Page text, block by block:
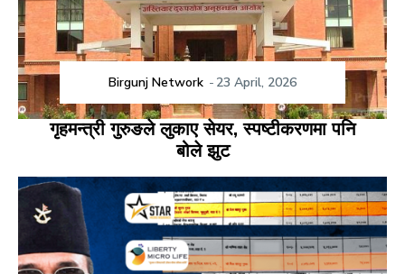
Birgunj Network - 23 April, 2026
गृहमन्त्री गुरुङले लुकाए सेयर, स्पष्टीकरणमा पनि
बोले झुट